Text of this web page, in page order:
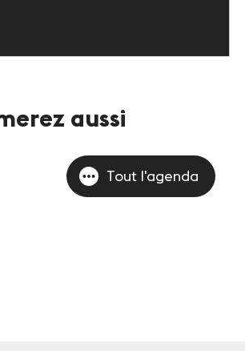
aussi
Tout l'agenda